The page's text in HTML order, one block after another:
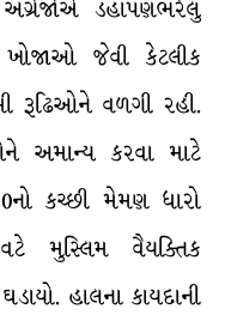
ડહાપણભરેલું
જેવી કેટલીક
રૂઢિઓને વળગી રહી.
અમાન્ય કરવા માટે
કચ્છી મેમણ ધારો
મુસ્લિમ વૈયક્તિક
હાલના કાયદાની